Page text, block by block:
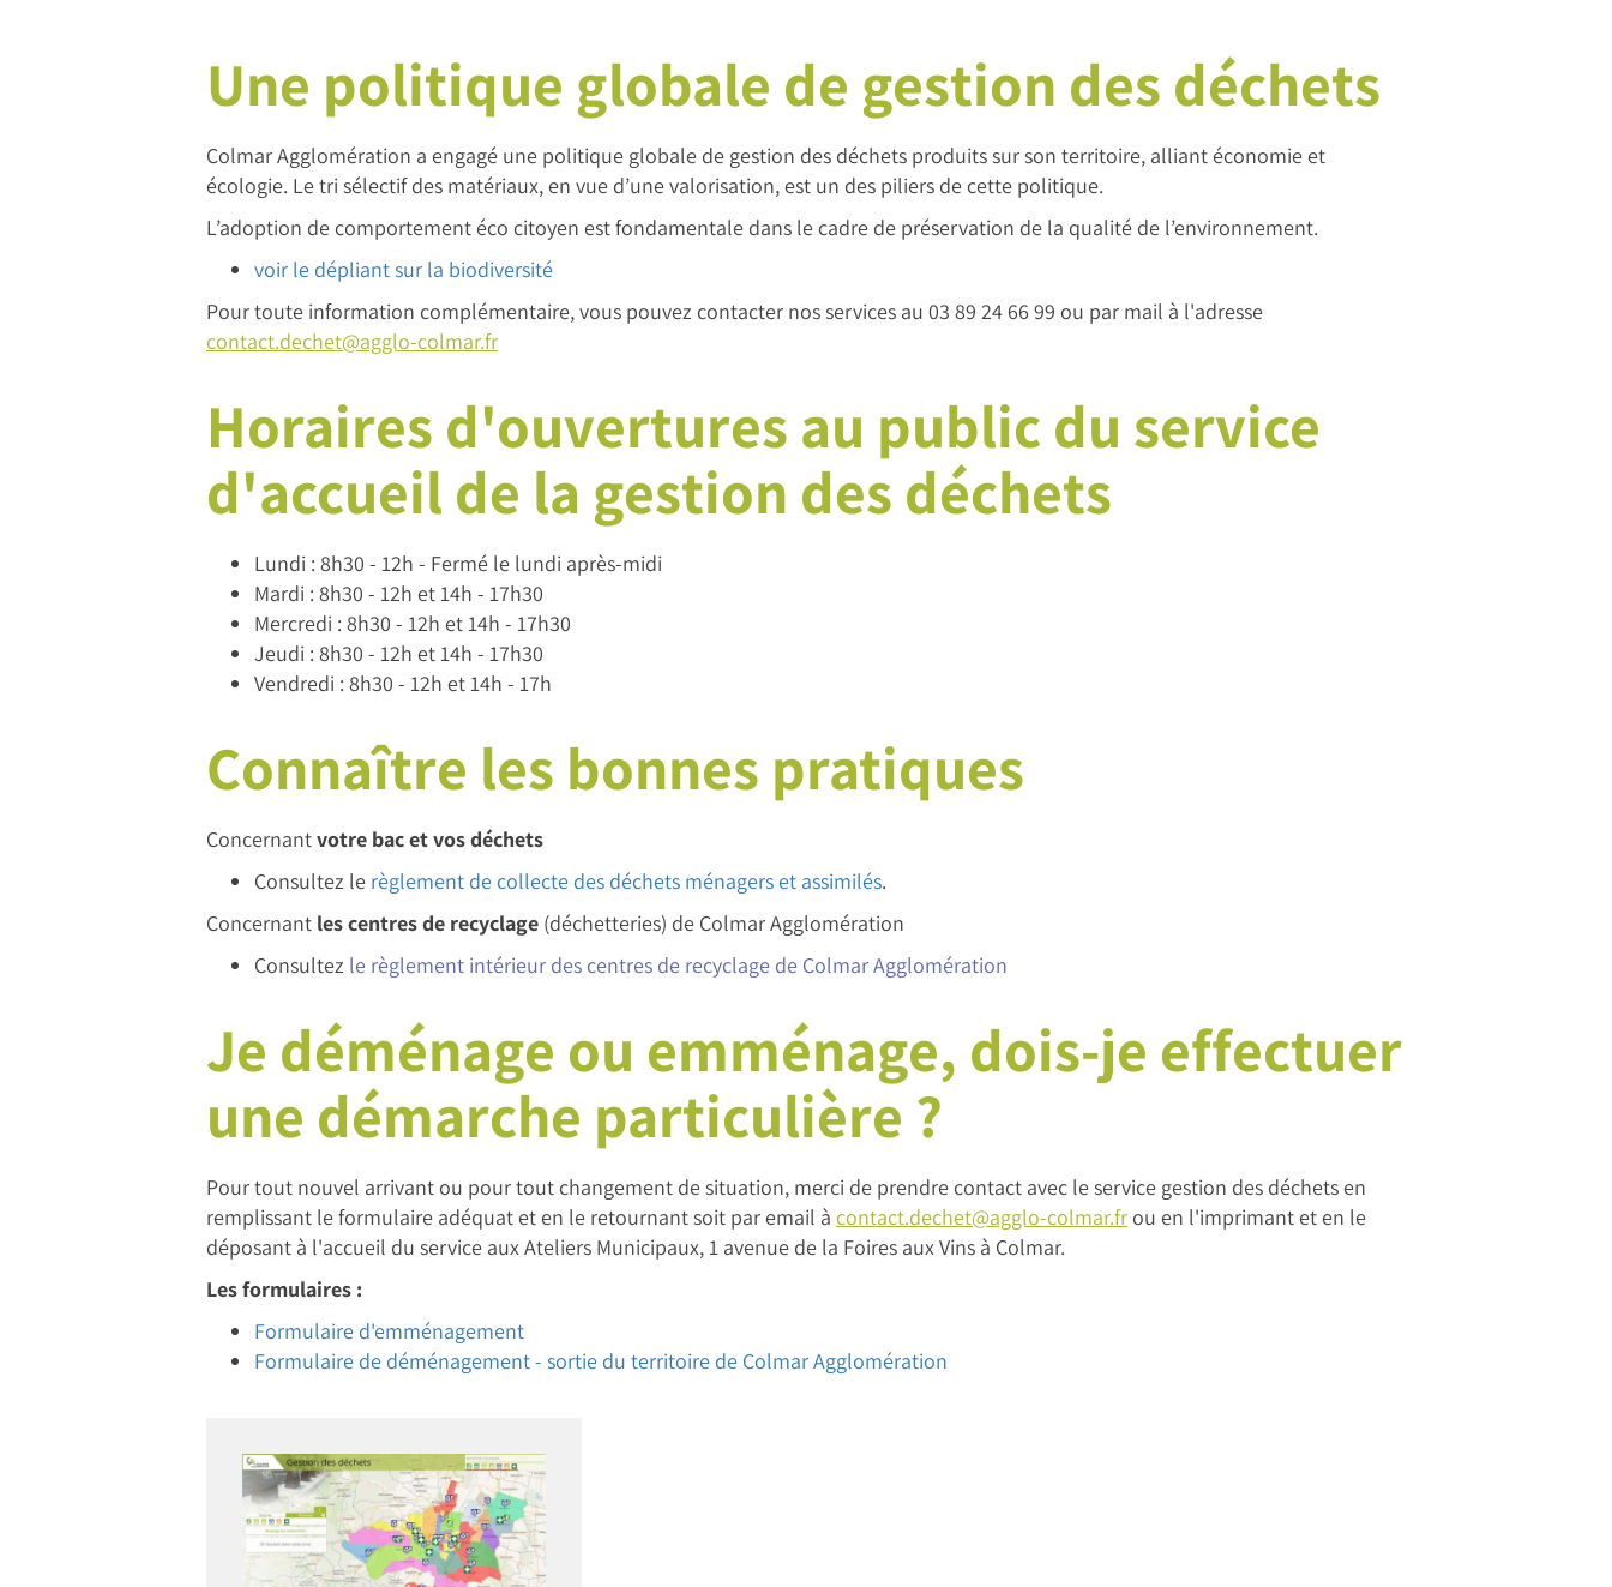
Une politique globale de gestion des déchets
Colmar Agglomération a engagé une politique globale de gestion des déchets produits sur son territoire, alliant économie et
écologie. Le tri sélectif des matériaux, en vue d’une valorisation, est un des piliers de cette politique.
L’adoption de comportement éco citoyen est fondamentale dans le cadre de préservation de la qualité de l’environnement.
voir le dépliant sur la biodiversité
Pour toute information complémentaire, vous pouvez contacter nos services au 03 89 24 66 99 ou par mail à l'adresse
contact.dechet@agglo-colmar.fr
Horaires d'ouvertures au public du service
d'accueil de la gestion des déchets
Lundi : 8h30 - 12h - Fermé le lundi après-midi
Mardi : 8h30 - 12h et 14h - 17h30
Mercredi : 8h30 - 12h et 14h - 17h30
Jeudi : 8h30 - 12h et 14h - 17h30
Vendredi : 8h30 - 12h et 14h - 17h
Connaître les bonnes pratiques
Concernantvotre bac et vos déchets
Consultez le règlement de collecte des déchets ménagers et assimilés.
Concernant les centres de recyclage (déchetteries) de Colmar Agglomération
Consultez le règlement intérieur des centres de recyclage de Colmar Agglomération
Je déménage ou emménage, dois-je effectuer
une démarche particulière ?
Pour tout nouvel arrivant ou pour tout changement de situation, merci de prendre contact avec le service gestion des déchets en
remplissant le formulaire adéquat et en le retournant soit par email à contact.dechet@agglo-colmar.frou en l'imprimant et en le
déposant à l'accueil du service aux Ateliers Municipaux, 1 avenue de la Foires aux Vins à Colmar.
Les formulaires :
Formulaire d'emménagement
Formulaire de déménagement - sortie du territoire de Colmar Agglomération
Image